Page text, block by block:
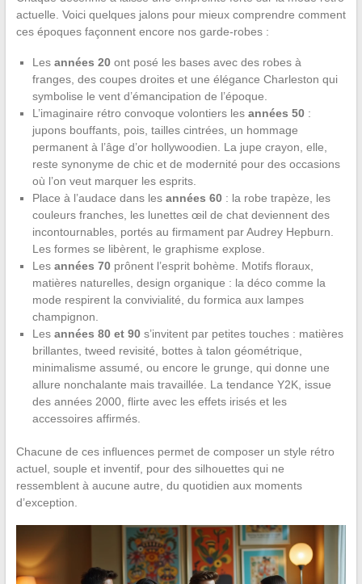
actuelle. Voici quelques jalons pour mieux comprendre comment
ces époques façonnent encore nos garde-robes :
Les années 20ont posé les bases avec des robes à
franges, des coupes droites et une élégance Charleston qui
symbolise le vent d’émancipation de l’époque.
L’imaginaire rétro convoque volontiers les années 50:
jupons bouffants, pois, tailles cintrées, un hommage
permanent à l’âge d’or hollywoodien. La jupe crayon, elle,
reste synonyme de chic et de modernité pour des occasions
où l’on veut marquer les esprits.
Place à l’audace dans les années 60: la robe trapèze, les
couleurs franches, les lunettes œil de chat deviennent des
incontournables, portés au firmament par Audrey Hepburn.
Les formes se libèrent, le graphisme explose.
Les années 70prônent l’esprit bohème. Motifs floraux,
matières naturelles, design organique : la déco comme la
mode respirent la convivialité, du formica aux lampes
champignon.
Les années 80 et 90s’invitent par petites touches : matières
brillantes, tweed revisité, bottes à talon géométrique,
minimalisme assumé, ou encore le grunge, qui donne une
allure nonchalante mais travaillée. La tendance Y2K, issue
des années 2000, flirte avec les effets irisés et les
accessoires affirmés.
Chacune de ces influences permet de composer un style rétro
actuel, souple et inventif, pour des silhouettes qui ne
ressemblent à aucune autre, du quotidien aux moments
d’exception.